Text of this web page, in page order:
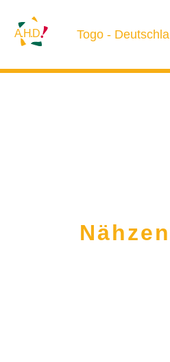
A .H.D Togo -